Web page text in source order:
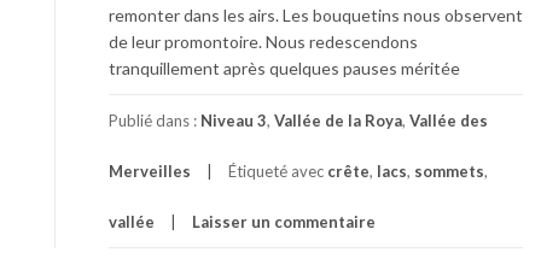
remonter dans les airs. Les bouquetins nous observent
de leur promontoire. Nous redescendons
tranquillement après quelques pauses méritée
Publié dans : Niveau 3, Vallée de la Roya, Vallée des
Merveilles Étiqueté avec crête, lacs, sommets,
vallée Laisser un commentaire